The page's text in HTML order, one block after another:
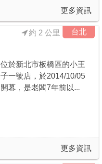
更多資訊
台北
約 2 公里
位於新北市板橋區的小王
子一號店，於2014/10/05
開幕，是老闆7年前以...
更多資訊